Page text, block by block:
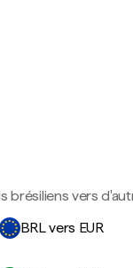
brésiliens vers
BRL vers EUR